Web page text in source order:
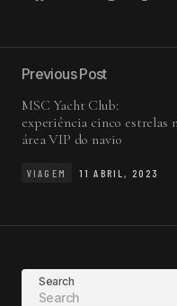
Previous Post
MSC Yacht Club:
experiência cinco estrelas
área VIP do navio
VIAGEM 11 ABRIL, 2023
Search